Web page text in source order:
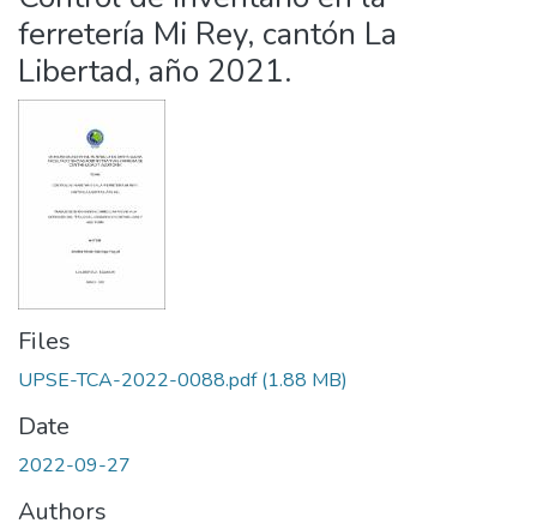
ferretería Mi Rey, cantón La
Libertad, año 2021.
Files
UPSE-TCA-2022-0088.pdf(1.88 MB)
Date
2022-09-27
Authors